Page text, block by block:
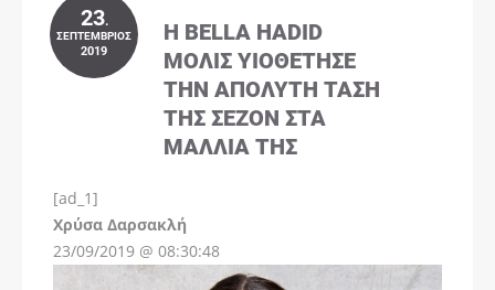
23.
ΣΕΠΤΈΜΒΡΙΟΣ
2019
Η BELLA HADID
ΜΌΛΙΣ ΥΙΟΘΈΤΗΣΕ
ΤΗΝ ΑΠΌΛΥΤΗ ΤΆΣΗ
ΤΗΣ ΣΕΖΌΝ ΣΤΑ
ΜΑΛΛΙΆ ΤΗΣ
[ad_1]
Χρύσα Δαρσακλή
23/09/2019 @ 08:30:48